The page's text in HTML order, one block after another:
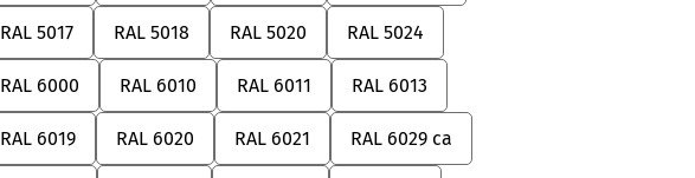
RAL 5017 RAL 5018 RAL 5020 RAL 5024
RAL 6000 RAL 6010 RAL 6011 RAL 6013
RAL 6019 RAL 6020 RAL 6021 RAL 6029 ca